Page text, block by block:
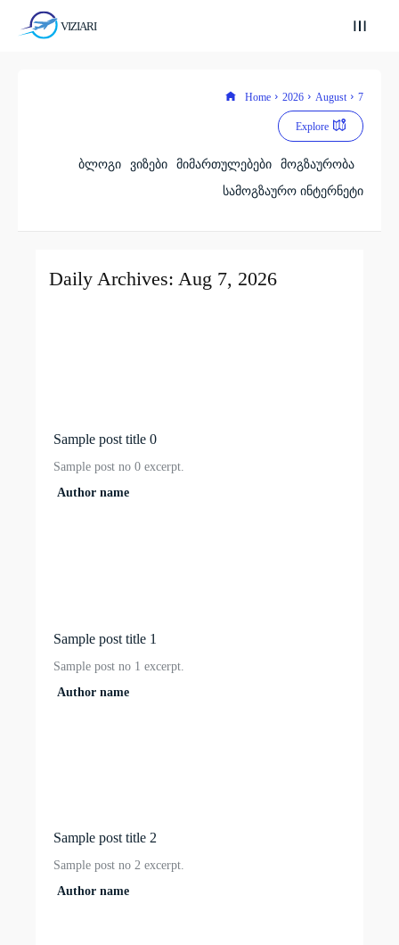
VIZIARI
Home 2026 August 7
Explore
ბლოგი ვიზები მიმართულებები
მოგზაურობა
სამოგზაურო ინტერნეტი
Daily Archives: Aug 7, 2026
Sample post title 0
Sample post no 0 excerpt.
Author name
Sample post title 1
Sample post no 1 excerpt.
Author name
Sample post title 2
Sample post no 2 excerpt.
Author name